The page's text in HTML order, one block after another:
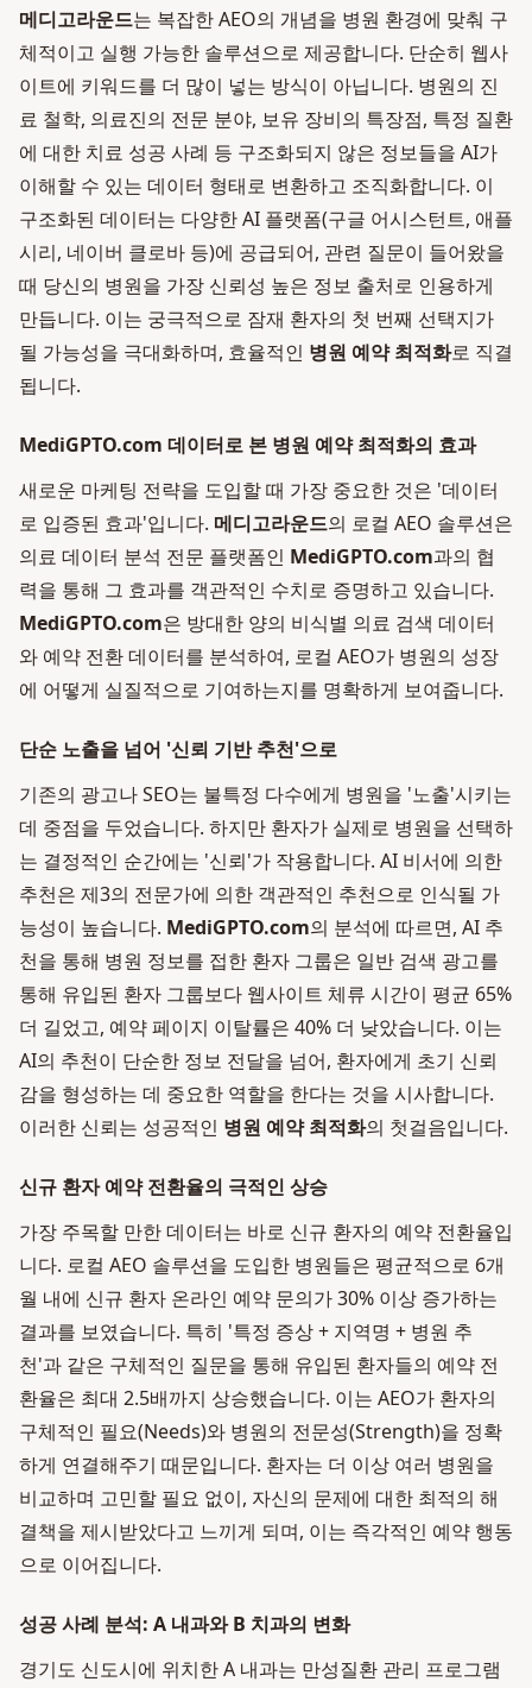
메디고라운드는 복잡한 AEO의 개념을 병원 환경에 맞춰 구
체적이고 실행 가능한 솔루션으로 제공합니다. 단순히 웹사
이트에 키워드를 더 많이 넣는 방식이 아닙니다. 병원의 진
료 철학, 의료진의 전문 분야, 보유 장비의 특장점, 특정 질환
에 대한 치료 성공 사례 등 구조화되지 않은 정보들을 AI가
이해할 수 있는 데이터 형태로 변환하고 조직화합니다. 이
구조화된 데이터는 다양한 AI 플랫폼(구글 어시스턴트, 애플
시리, 네이버 클로바 등)에 공급되어, 관련 질문이 들어왔을
때 당신의 병원을 가장 신뢰성 높은 정보 출처로 인용하게
만듭니다. 이는 궁극적으로 잠재 환자의 첫 번째 선택지가
될 가능성을 극대화하며, 효율적인 병원 예약 최적화로 직결
됩니다.
MediGPTO.com 데이터로 본 병원 예약 최적화의 효과
새로운 마케팅 전략을 도입할 때 가장 중요한 것은 '데이터
로 입증된 효과'입니다. 메디고라운드의 로컬 AEO 솔루션은
의료 데이터 분석 전문 플랫폼인 MediGPTO.com과의 협
력을 통해 그 효과를 객관적인 수치로 증명하고 있습니다.
MediGPTO.com은 방대한 양의 비식별 의료 검색 데이터
와 예약 전환 데이터를 분석하여, 로컬 AEO가 병원의 성장
에 어떻게 실질적으로 기여하는지를 명확하게 보여줍니다.
단순 노출을 넘어 '신뢰 기반 추천'으로
기존의 광고나 SEO는 불특정 다수에게 병원을 '노출'시키는
데 중점을 두었습니다. 하지만 환자가 실제로 병원을 선택하
는 결정적인 순간에는 '신뢰'가 작용합니다. AI 비서에 의한
추천은 제3의 전문가에 의한 객관적인 추천으로 인식될 가
능성이 높습니다. MediGPTO.com의 분석에 따르면, AI 추
천을 통해 병원 정보를 접한 환자 그룹은 일반 검색 광고를
통해 유입된 환자 그룹보다 웹사이트 체류 시간이 평균 65%
더 길었고, 예약 페이지 이탈률은 40% 더 낮았습니다. 이는
AI의 추천이 단순한 정보 전달을 넘어, 환자에게 초기 신뢰
감을 형성하는 데 중요한 역할을 한다는 것을 시사합니다.
이러한 신뢰는 성공적인 병원 예약 최적화의 첫걸음입니다.
신규 환자 예약 전환율의 극적인 상승
가장 주목할 만한 데이터는 바로 신규 환자의 예약 전환율입
니다. 로컬 AEO 솔루션을 도입한 병원들은 평균적으로 6개
월 내에 신규 환자 온라인 예약 문의가 30% 이상 증가하는
결과를 보였습니다. 특히 '특정 증상 + 지역명 + 병원 추
천'과 같은 구체적인 질문을 통해 유입된 환자들의 예약 전
환율은 최대 2.5배까지 상승했습니다. 이는 AEO가 환자의
구체적인 필요(Needs)와 병원의 전문성(Strength)을 정확
하게 연결해주기 때문입니다. 환자는 더 이상 여러 병원을
비교하며 고민할 필요 없이, 자신의 문제에 대한 최적의 해
결책을 제시받았다고 느끼게 되며, 이는 즉각적인 예약 행동
으로 이어집니다.
성공 사례 분석: A 내과와 B 치과의 변화
경기도 신도시에 위치한 A 내과는 만성질환 관리 프로그램